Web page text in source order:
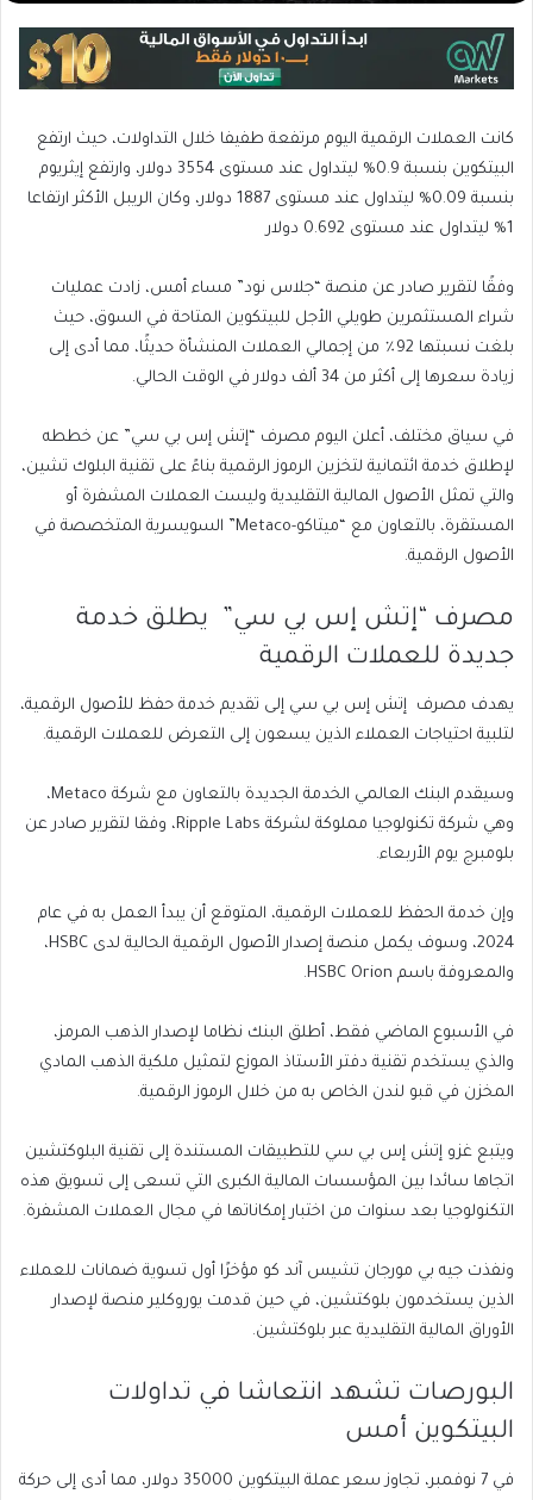
كانت العملات الرقمية اليوم مرتفعة طفيفا خلال التداولات، حيث ارتفع
البيتكوين بنسبة 0.9% ليتداول عند مستوى 3554 دولار، وارتفع إيثريوم
بنسبة 0.09% ليتداول عند مستوى 1887 دولار، وكان الريبل الأكثر ارتفاعا
1% ليتداول عند مستوى 0.692 دولار
وفقًا لتقرير صادر عن منصة “جلاس نود” مساء أمس، زادت عمليات
شراء المستثمرين طويلي الأجل للبيتكوين المتاحة في السوق، حيث
بلغت نسبتها 92٪ من إجمالي العملات المنشأة حديثًا، مما أدى إلى
زيادة سعرها إلى أكثر من 34 ألف دولار في الوقت الحالي.
في سياق مختلف، أعلن اليوم مصرف “إتش إس بي سي” عن خططه
لإطلاق خدمة ائتمانية لتخزين الرموز الرقمية بناءً على تقنية البلوك تشين،
والتي تمثل الأصول المالية التقليدية وليست العملات المشفرة أو
المستقرة، بالتعاون مع “ميتاكو-Metaco” السويسرية المتخصصة في
الأصول الرقمية.
مصرف “إتش إس بي سي” يطلق خدمة
جديدة للعملات الرقمية
يهدف مصرف إتش إس بي سي إلى تقديم خدمة حفظ للأصول الرقمية،
لتلبية احتياجات العملاء الذين يسعون إلى التعرض للعملات الرقمية.
وسيقدم البنك العالمي الخدمة الجديدة بالتعاون مع شركة Metaco،
وهي شركة تكنولوجيا مملوكة لشركة Ripple Labs، وفقا لتقرير صادر عن
بلومبرج يوم الأربعاء.
وإن خدمة الحفظ للعملات الرقمية، المتوقع أن يبدأ العمل به في عام
2024، وسوف يكمل منصة إصدار الأصول الرقمية الحالية لدى HSBC،
والمعروفة باسم HSBC Orion.
في الأسبوع الماضي فقط، أطلق البنك نظاما لإصدار الذهب المرمز،
والذي يستخدم تقنية دفتر الأستاذ الموزع لتمثيل ملكية الذهب المادي
المخزن في قبو لندن الخاص به من خلال الرموز الرقمية.
ويتبع غزو إتش إس بي سي للتطبيقات المستندة إلى تقنية البلوكتشين
اتجاها سائدا بين المؤسسات المالية الكبرى التي تسعى إلى تسويق هذه
التكنولوجيا بعد سنوات من اختبار إمكاناتها في مجال العملات المشفرة.
ونفذت جيه بي مورجان تشيس آند كو مؤخرًا أول تسوية ضمانات للعملاء
الذين يستخدمون بلوكتشين، في حين قدمت يوروكلير منصة لإصدار
الأوراق المالية التقليدية عبر بلوكتشين.
البورصات تشهد انتعاشا في تداولات
البيتكوين أمس
في 7 نوفمبر، تجاوز سعر عملة البيتكوين 35000 دولار، مما أدى إلى حركة